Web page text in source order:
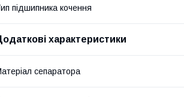
підшипника кочення
характеристики
сепаратора